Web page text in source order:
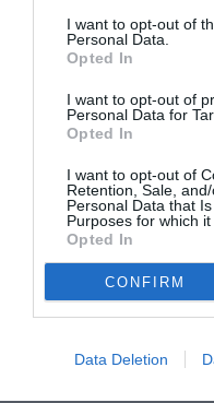
I want to opt-out of
Personal Data.
Opted In
I want to opt-out of
Personal Data for
Opted In
I want to opt-out of
Retention, Sale,
Personal Data that
Purposes for which it
Opted In
CONFIRM
Data Deletion
και 15 ημέρες πριν από
Τιμή προπώλησης: 12 €
Κανονικό εισιτήριο: 15 €
Φοιτητικό/ Άνω των
ΑΜΕΑ & Συνοδοί ΑΜΕΑ:
Άνεργοι: Δωρεάν (20
*Ισχύει και για τους
Σύμφωνο Συνεργασίας
Υπουργείο Παιδείας.
ΓΙΝΟΝΤΑΙ ΔΕΚΤΑ
ΘΕΡΙΝΗΣ ΠΕΡΙΟΔΟΥ
ΤΙΜΟΛΟΓΙΑΚΗ